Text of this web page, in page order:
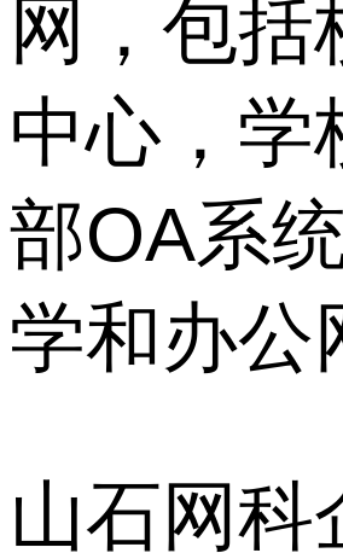
网，包括
中心，学
部OA系
学和办公
山石网科